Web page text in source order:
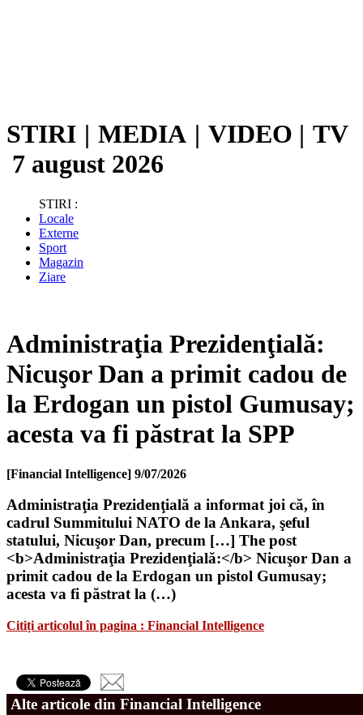
STIRI | MEDIA | VIDEO | TV
7 august 2026
STIRI :
Locale
Externe
Sport
Magazin
Ziare
Administraţia Prezidenţială:
Nicuşor Dan a primit cadou de
la Erdogan un pistol Gumusay;
acesta va fi păstrat la SPP
[Financial Intelligence] 9/07/2026
Administraţia Prezidenţială a informat joi că, în
cadrul Summitului NATO de la Ankara, şeful
statului, Nicuşor Dan, precum […] The post
<b>Administraţia Prezidenţială:</b> Nicuşor Dan a
primit cadou de la Erdogan un pistol Gumusay;
acesta va fi păstrat la (…)
Citiți articolul în pagina : Financial Intelligence
Alte articole din Financial Intelligence